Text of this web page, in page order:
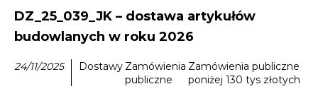
Zamówienia publiczne
Prawo
DZ_25_039_JK – dostawa artykułów
budowlanych w roku 2026
24/11/2025 Dostawy Zamówienia
publiczne
Zamówienia publiczne
poniżej 130 tys złotych